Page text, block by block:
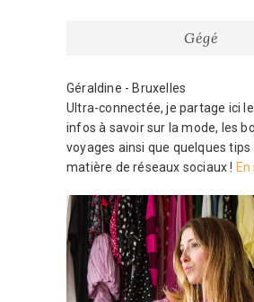
Gégé
Géraldine - Bruxelles
Ultra-connectée, je partage ici
infos à savoir sur la mode, les
voyages ainsi que quelques tips
matière de réseaux sociaux !